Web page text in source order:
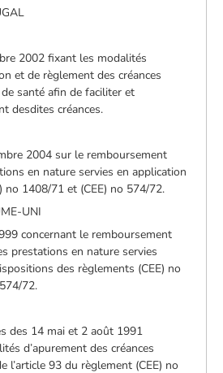
2002 fixant les modalités
et de règlement des créances
santé afin de faciliter et
desdites créances.
2004 sur le remboursement
en nature servies en application
no 1408/71 et (CEE) no 574/72.
UNI
concernant le remboursement
prestations en nature servies
des règlements (CEE) no
72.
des 14 mai et 2 août 1991
d’apurement des créances
l’article 93 du règlement (CEE) no